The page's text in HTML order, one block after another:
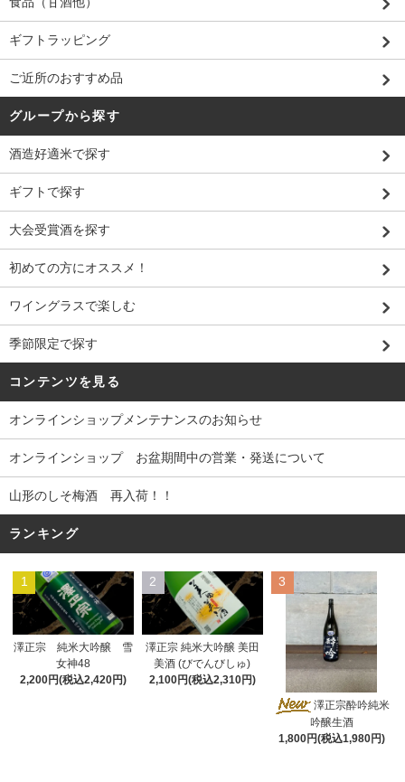
ギフトラッピング
ご近所のおすすめ品
グループから探す
酒造好適米で探す
ギフトで探す
大会受賞酒を探す
初めての方にオススメ！
ワイングラスで楽しむ
季節限定で探す
コンテンツを見る
オンラインショップメンテナンスのお知らせ
オンラインショップ お盆期間中の営業・発送について
山形のしそ梅酒 再入荷！！
ランキング
1
澤正宗 純米大吟醸 雪
女神48
2,200円(税込2,420円)
2
澤正宗 純米大吟醸 美田
美酒 (びでんびしゅ)
2,100円(税込2,310円)
3
澤正宗酔吟純米
吟醸生酒
1,800円(税込1,980円)